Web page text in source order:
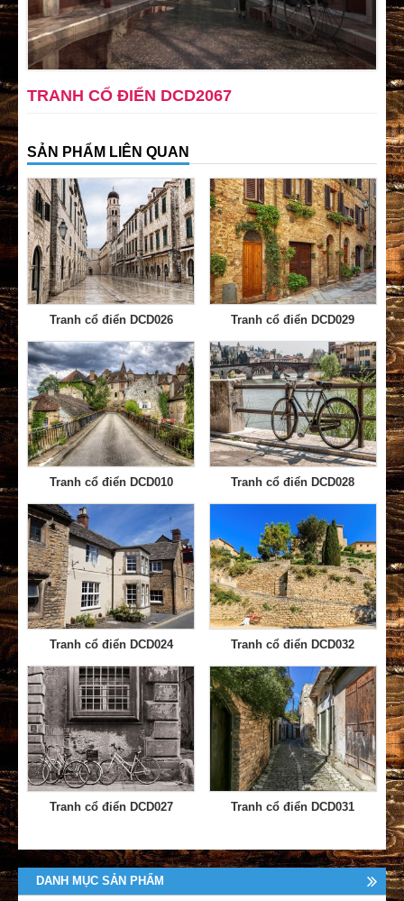
TRANH CỔ ĐIỂN DCD2067
SẢN PHẨM LIÊN QUAN
Tranh cổ điển DCD026 Tranh cổ điển DCD029
Tranh cổ điển DCD010 Tranh cổ điển DCD028
Tranh cổ điển DCD024 Tranh cổ điển DCD032
Tranh cổ điển DCD027 Tranh cổ điển DCD031
DANH MỤC SẢN PHẨM